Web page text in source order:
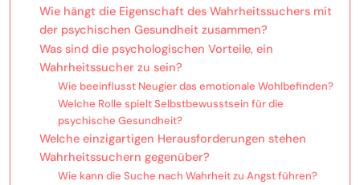
Wie hängt die Eigenschaft des Wahrheitssuchers mit
der psychischen Gesundheit zusammen?
Was sind die psychologischen Vorteile, ein
Wahrheitssucher zu sein?
Wie beeinflusst Neugier das emotionale Wohlbefinden?
Welche Rolle spielt Selbstbewusstsein für die
psychische Gesundheit?
Welche einzigartigen Herausforderungen stehen
Wahrheitssuchern gegenüber?
Wie kann die Suche nach Wahrheit zu Angst führen?